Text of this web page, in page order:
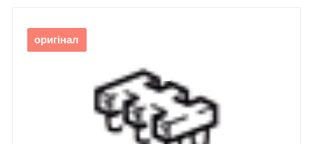
оригінал